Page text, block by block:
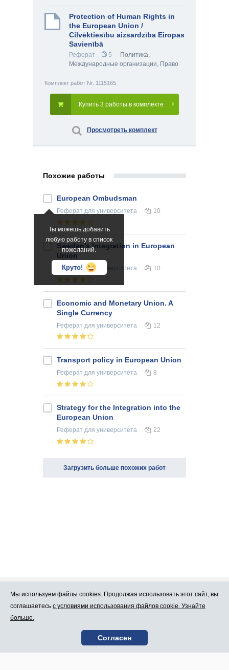
Protection of Human Rights in
the European Union /
Cilvēktiesību aizsardzība Eiropas
Savienībā
Реферат 5 Политика,
Международные организации, Право
Комплект работ Nr. 1115165
Купить 3 работы в комплекте
Просмотреть комплект
Похожие работы
Ты можешь добавить
любую работу в список
пожеланий.
Круто!
European Ombudsman
Реферат для университета 10
Sweden’s Integration in European
Union
Реферат для университета 10
Economic and Monetary Union. A
Single Currency
Реферат для университета 12
Transport policy in European Union
Реферат для университета 8
Strategy for the Integration into the
European Union
Реферат для университета 22
Загрузить больше похожих работ
Про Atlants.lv Реклама
Контакты
Условия
пользования
Мы используем файлы cookies. Продолжая использовать этот сайт, вы
соглашаетесь с условиями использования файлов cookie. Узнайте
больше.
Согласен